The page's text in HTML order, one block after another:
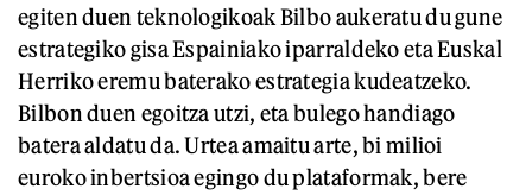
egiten duen teknologikoak Bilbo aukeratu du gune
estrategiko gisa Espainiako iparraldeko eta Euskal
Herriko eremu baterako estrategia kudeatzeko.
Bilbon duen egoitza utzi, eta bulego handiago
batera aldatu da. Urtea amaitu arte, bi milioi
euroko inbertsioa egingo du plataformak, bere